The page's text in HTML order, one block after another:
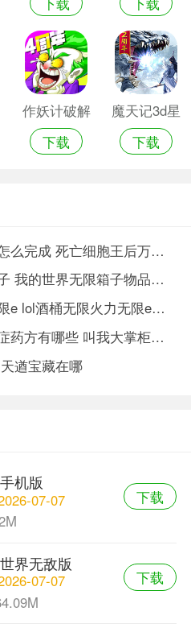
购无限元宝
无限元宝版
手游
作妖计破解
版本无限元
下载
魔天记3d星
耀版无限元
下载
死亡细胞王后万岁成就怎么完成 死亡细胞王后万岁成就完成方法
我的世界怎么做无限箱子 我的世界无限箱子物品制作方法
lol酒桶无限火力怎么无限e lol酒桶无限火力无限e出装推荐
叫我大掌柜药铺疑难杂症药方有哪些 叫我大掌柜药铺疑难杂症药方全部配方一览
遒宝藏在哪
机版
07-07
下载
界无敌版
07-07
下载